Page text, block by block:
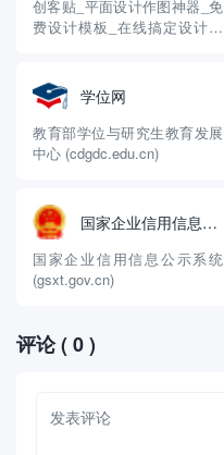
创客贴_平面设计作图神器_免
费设计模板_在线搞定设计印
学位网
教育部学位与研究生教育发展
中心 (cdgdc.edu.cn)
国家企业信用信息平台
国家企业信用信息公示系统
(gsxt.gov.cn)
评论( 0 )